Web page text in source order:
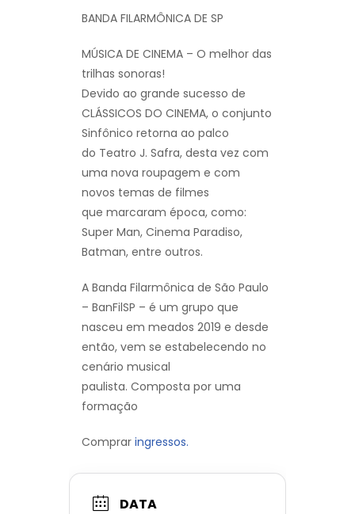
BANDA FILARMÔNICA DE SP
MÚSICA DE CINEMA – O melhor das
trilhas sonoras!
Devido ao grande sucesso de
CLÁSSICOS DO CINEMA, o conjunto
Sinfônico retorna ao palco
do Teatro J. Safra, desta vez com
uma nova roupagem e com
novos temas de filmes
que marcaram época, como:
Super Man, Cinema Paradiso,
Batman, entre outros.
A Banda Filarmônica de São Paulo
– BanFilSP – é um grupo que
nasceu em meados 2019 e desde
então, vem se estabelecendo no
cenário musical
paulista. Composta por uma
formação
Comprar ingressos.
DATA